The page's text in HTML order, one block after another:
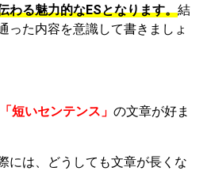
わる魅力的なESとなります。結
った内容を意識して書きましょ
短いセンテンス」 の文章が好ま
には、どうしても文章が長くな